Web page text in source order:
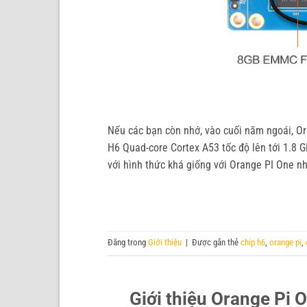
Nếu các bạn còn nhớ, vào cuối năm ngoái,
H6 Quad-core Cortex A53 tốc độ lên tới 1.8
với hình thức khá giống với Orange PI One
Đăng trong Giới thiệu | Được gắn thẻ chip h6 orange pi
Giới thiệu Orange Pi